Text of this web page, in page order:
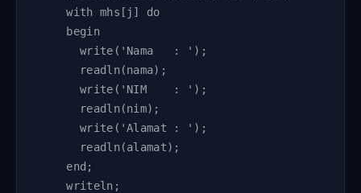
    with mhs[j] do
    begin
      write('Nama   : ');
      readln(nama);
      write('NIM    : ');
      readln(nim);
      write('Alamat : ');
      readln(alamat);
    end;
    writeln;